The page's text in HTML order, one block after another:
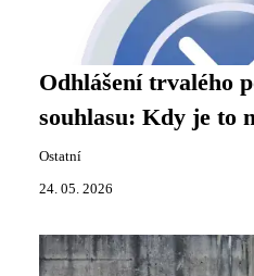
Odhlášení trvalého
souhlasu: Kdy je to
Ostatní
24. 05. 2026